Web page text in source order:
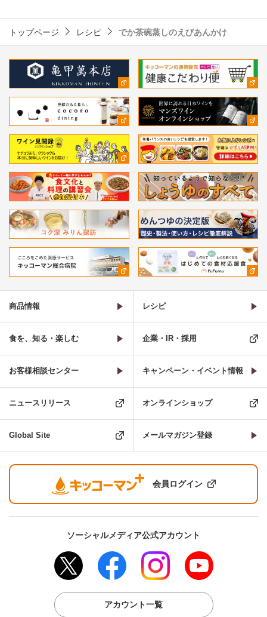
トップページ レシピ でか茶碗蒸しのえびあんかけ
商品情報 レシピ
食を、知る・楽しむ 企業・IR・採用
お客様相談センター キャンペーン・イベント情報
ニュースリリース オンラインショップ
Global Site メールマガジン登録
会員ログイン
ソーシャルメディア公式アカウント
アカウント一覧